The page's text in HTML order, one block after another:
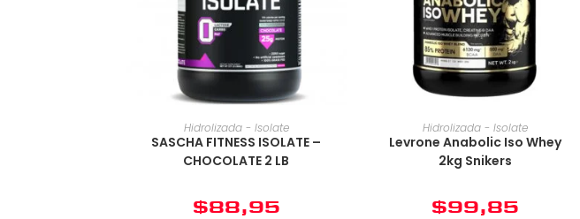
Hidrolizada - Isolate
SASCHA FITNESS ISOLATE –
CHOCOLATE 2 LB
$88,95
Hidrolizada - Isolate
Levrone Anabolic Iso Whey
2kg Snikers
$99,85